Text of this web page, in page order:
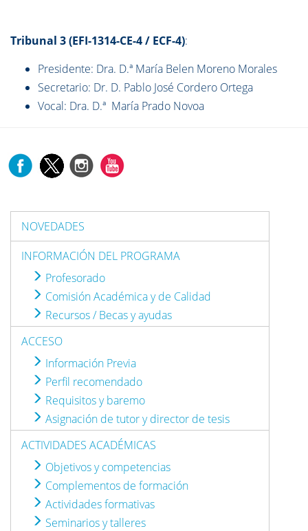
Tribunal 3 (EFI-1314-CE-4 / ECF-4):
Presidente: Dra. D.ª María Belen Moreno Morales
Secretario: Dr. D. Pablo José Cordero Ortega
Vocal: Dra. D.ª María Prado Novoa
NOVEDADES
INFORMACIÓN DEL PROGRAMA
Profesorado
Comisión Académica y de Calidad
Recursos / Becas y ayudas
ACCESO
Información Previa
Perfil recomendado
Requisitos y baremo
Asignación de tutor y director de tesis
ACTIVIDADES ACADÉMICAS
Objetivos y competencias
Complementos de formación
Actividades formativas
Seminarios y talleres